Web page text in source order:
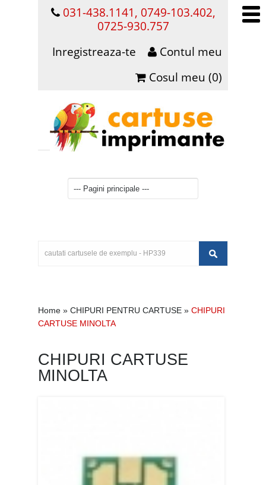
031-438.1141, 0749-103.402,
0725-930.757
Contul meu
Inregistreaza-te
Cosul meu (0)
Home » CHIPURI PENTRU CARTUSE » CHIPURI
CARTUSE MINOLTA
CHIPURI CARTUSE
MINOLTA